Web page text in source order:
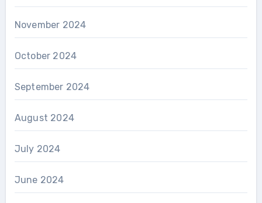
November 2024
October 2024
September 2024
August 2024
July 2024
June 2024